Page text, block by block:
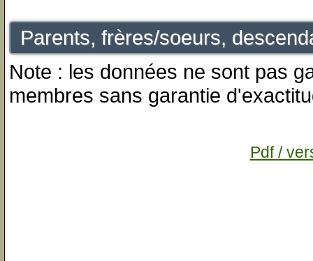
Parents, frères/soeurs,
Note : les données ne sont pas
membres sans garantie
Pdf /